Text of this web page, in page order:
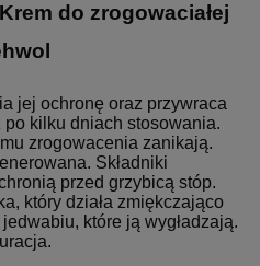
do zrogowaciałej
jej ochronę oraz przywraca
po kilku dniach stosowania.
zrogowacenia zanikają.
Składniki
przed grzybicą stóp.
który działa zmiękczająco
które ją wygładzają.